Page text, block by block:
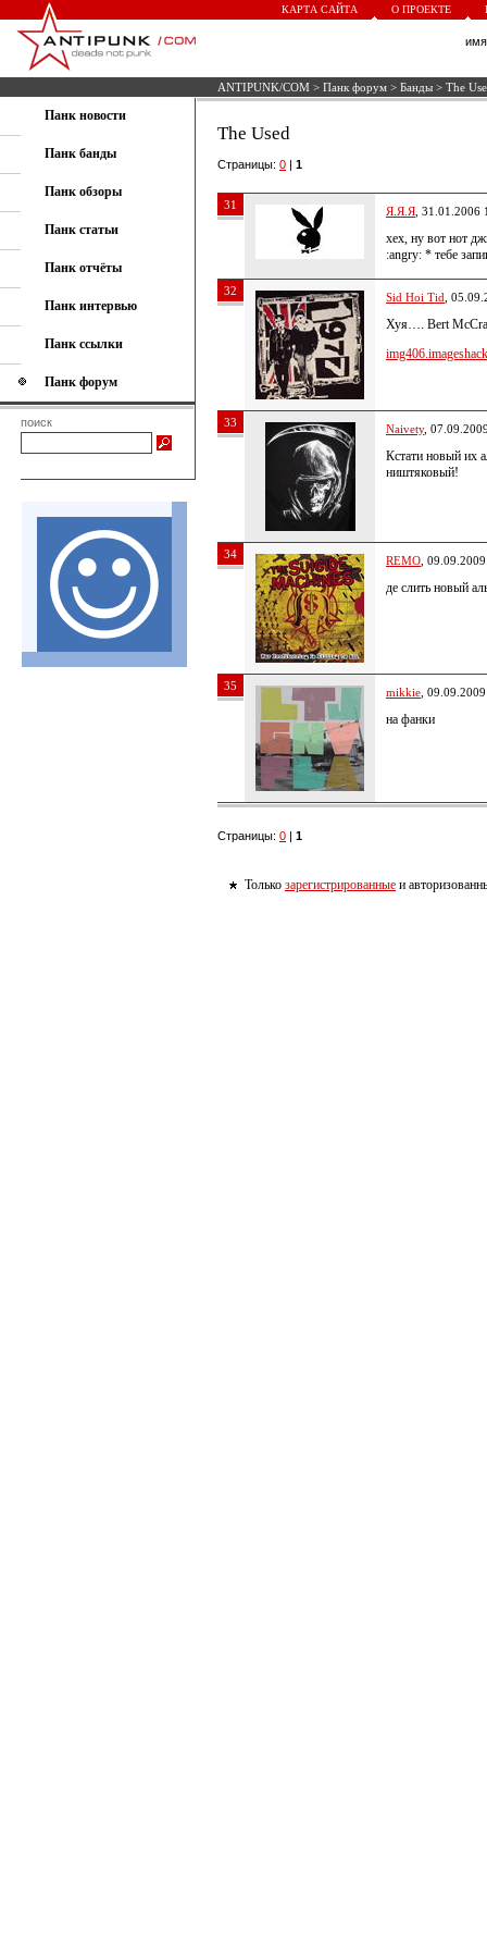
КАРТА САЙТА О ПРОЕКТЕ
ANTIPUNK/COM > Панк форум > Банды > The
Панк новости
Панк банды
Панк обзоры
Панк статьи
Панк отчёты
Панк интервью
Панк ссылки
Панк форум
поиск
The Used
Страницы: 0 | 1
31 Я.Я.Я , 31.01.2006
хех, ну вот нот
:angry: * тебе
32 Sid Hoi Tid ,
Хуя…. Bert
33 Naivety,
Кстати новый их
ништяковый!
34 REMO ,
де слить новый
35 mikkie ,
на фанки
Страницы: 0 | 1
Только зарегистрированные и